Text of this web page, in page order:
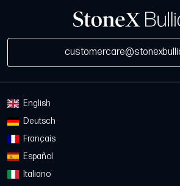
English
Deutsch
Français
Español
Italiano